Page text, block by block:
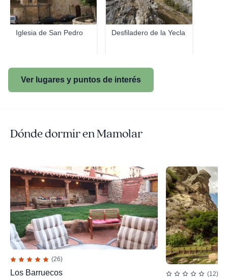
Iglesia de San Pedro Desfiladero de la Yecla
Ver lugares y puntos de interés
Dónde dormir en Mamolar
(26)
Los Barruecos
(12)